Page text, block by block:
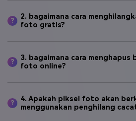
?
2. bagaimana cara
foto gratis?
?
3. bagaimana cara
foto online?
?
4. Apakah piksel foto akan
menggunakan penghilang